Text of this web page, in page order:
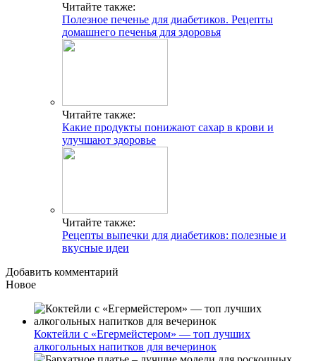
Читайте также:
Полезное печенье для диабетиков. Рецепты
домашнего печенья для здоровья
Читайте также:
Какие продукты понижают сахар в крови и
улучшают здоровье
Читайте также:
Рецепты выпечки для диабетиков: полезные и
вкусные идеи
Добавить комментарий
Новое
Коктейли с «Егермейстером» — топ лучших
алкогольных напитков для вечеринок